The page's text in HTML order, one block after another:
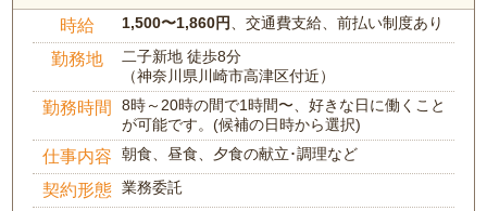
時給 1,500〜1,860円 、交通費支給、前払い制度あり
勤務地
二子新地 徒歩8分
（神奈川県川崎市高津区付近）
勤務時間
8時～20時の間で1時間〜、好きな日に働くこと
が可能です。(候補の日時から選択)
仕事内容 朝食、昼食、夕食の献立･調理など
契約形態 業務委託